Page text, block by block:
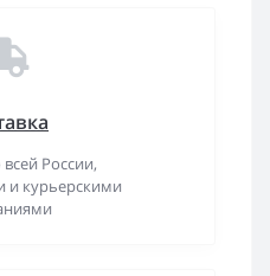
России,
и курьерскими